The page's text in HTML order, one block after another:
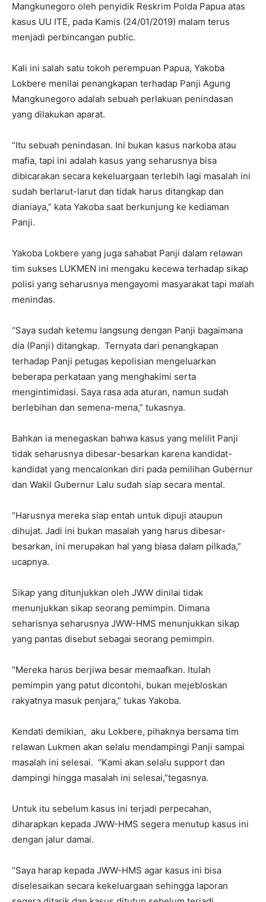
Mangkunegoro oleh penyidik Reskrim Polda Papua atas
kasus UU ITE, pada Kamis (24/01/2019) malam terus
menjadi perbincangan public.
Kali ini salah satu tokoh perempuan Papua, Yakoba
Lokbere menilai penangkapan terhadap Panji Agung
Mangkunegoro adalah sebuah perlakuan penindasan
yang dilakukan aparat.
“Itu sebuah penindasan. Ini bukan kasus narkoba atau
mafia, tapi ini adalah kasus yang seharusnya bisa
dibicarakan secara kekeluargaan terlebih lagi masalah ini
sudah berlarut-larut dan tidak harus ditangkap dan
dianiaya,” kata Yakoba saat berkunjung ke kediaman
Panji.
Yakoba Lokbere yang juga sahabat Panji dalam relawan
tim sukses LUKMEN ini mengaku kecewa terhadap sikap
polisi yang seharusnya mengayomi masyarakat tapi malah
menindas.
“Saya sudah ketemu langsung dengan Panji bagaimana
dia (Panji) ditangkap. Ternyata dari penangkapan
terhadap Panji petugas kepolisian mengeluarkan
beberapa perkataan yang menghakimi serta
mengintimidasi. Saya rasa ada aturan, namun sudah
berlebihan dan semena-mena,” tukasnya.
Bahkan ia menegaskan bahwa kasus yang melilit Panji
tidak seharusnya dibesar-besarkan karena kandidat-
kandidat yang mencalonkan diri pada pemilihan Gubernur
dan Wakil Gubernur Lalu sudah siap secara mental.
“Harusnya mereka siap entah untuk dipuji ataupun
dihujat. Jadi ini bukan masalah yang harus dibesar-
besarkan, ini merupakan hal yang biasa dalam pilkada,”
ucapnya.
Sikap yang ditunjukkan oleh JWW dinilai tidak
menunjukkan sikap seorang pemimpin. Dimana
seharisnya seharusnya JWW-HMS menunjukkan sikap
yang pantas disebut sebagai seorang pemimpin.
“Mereka harus berjiwa besar memaafkan. Itulah
pemimpin yang patut dicontohi, bukan mejebloskan
rakyatnya masuk penjara,” tukas Yakoba.
Kendati demikian, aku Lokbere, pihaknya bersama tim
relawan Lukmen akan selalu mendampingi Panji sampai
masalah ini selesai. “Kami akan selalu support dan
dampingi hingga masalah ini selesai,”tegasnya.
Untuk itu sebelum kasus ini terjadi perpecahan,
diharapkan kepada JWW-HMS segera menutup kasus ini
dengan jalur damai.
“Saya harap kepada JWW-HMS agar kasus ini bisa
diselesaikan secara kekeluargaan sehingga laporan